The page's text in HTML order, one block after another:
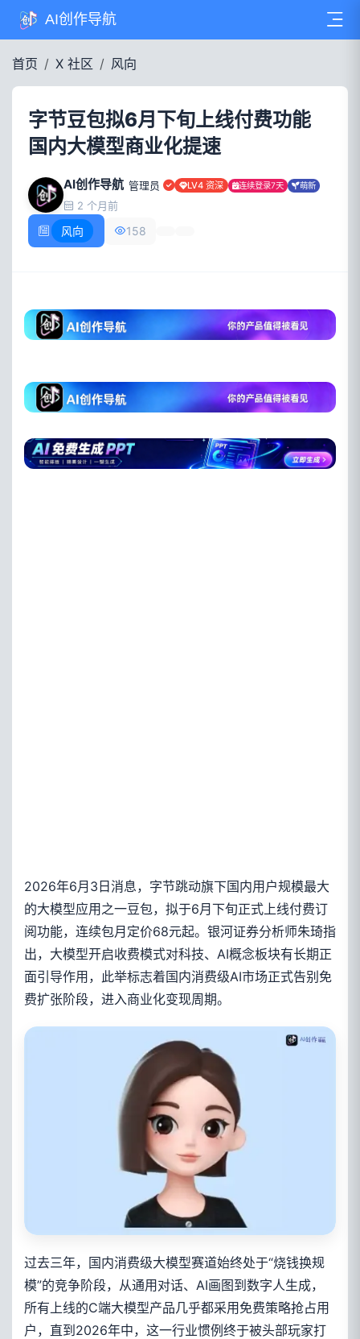
AI创作导航
首页 X 社区 风向
字节豆包拟6月下旬上线付费功能
国内大模型商业化提速
AI创作导航 管理员 LV4 资深 连续登录7天 萌新
2 个月前
风向 158
2026年6月3日消息，字节跳动旗下国内用户规模最大
的大模型应用之一豆包，拟于6月下旬正式上线付费订
阅功能，连续包月定价68元起。银河证券分析师朱琦指
出，大模型开启收费模式对科技、AI概念板块有长期正
面引导作用，此举标志着国内消费级AI市场正式告别免
费扩张阶段，进入商业化变现周期。
过去三年，国内消费级大模型赛道始终处于“烧钱换规
模”的竞争阶段，从通用对话、AI画图到数字人生成，
所有上线的C端大模型产品几乎都采用免费策略抢占用
户，直到2026年中，这一行业惯例终于被头部玩家打